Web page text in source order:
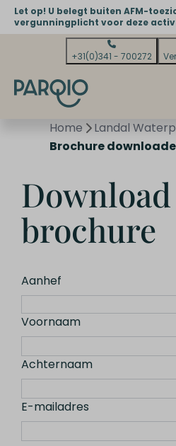
Let op! U belegt buiten AFM-
vergunningplicht voor deze
+31(0)341 - 700272
Home
Landal
Brochure
brochure
Aanhef
Voornaam
Achternaam
E-mailadres